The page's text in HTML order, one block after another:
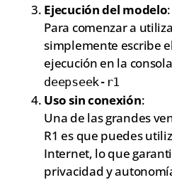
Ejecución del modelo:
Para comenzar a
simplemente escribe
ejecución en la
deepseek-r1
Uso sin conexión:
Una de las grandes
R1 es que puedes
Internet, lo que
privacidad y